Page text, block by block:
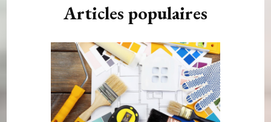
Articles populaires